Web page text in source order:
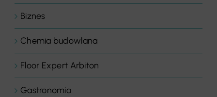
Biznes
Chemia budowlana
Floor Expert Arbiton
Gastronomia